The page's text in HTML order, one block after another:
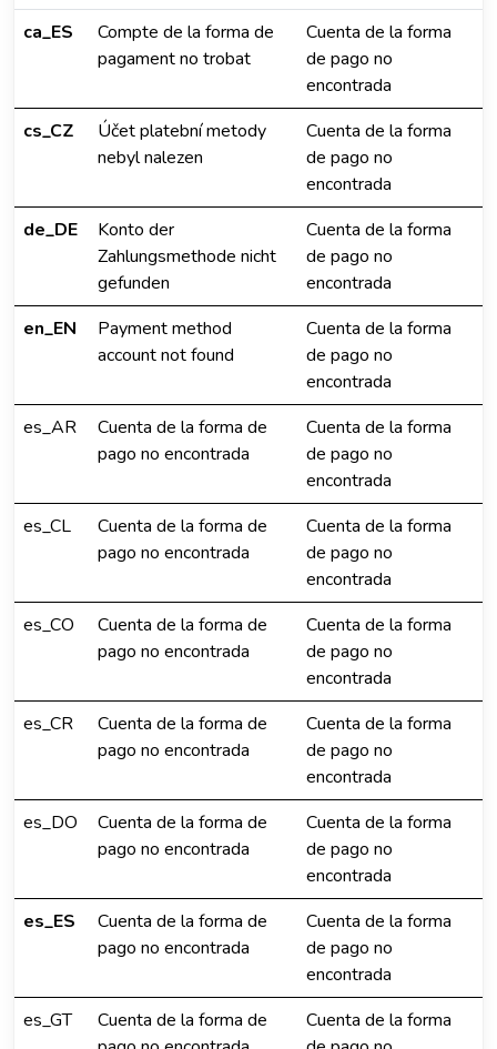
ca_ES
Compte de la forma de
pagament no trobat
Cuenta de la forma
de pago no
encontrada
cs_CZ
Účet platební metody
nebyl nalezen
Cuenta de la forma
de pago no
encontrada
de_DE
Konto der
Zahlungsmethode nicht
gefunden
Cuenta de la forma
de pago no
encontrada
en_EN
Payment method
account not found
Cuenta de la forma
de pago no
encontrada
es_AR
Cuenta de la forma de
pago no encontrada
Cuenta de la forma
de pago no
encontrada
es_CL
Cuenta de la forma de
pago no encontrada
Cuenta de la forma
de pago no
encontrada
es_CO
Cuenta de la forma de
pago no encontrada
Cuenta de la forma
de pago no
encontrada
es_CR
Cuenta de la forma de
pago no encontrada
Cuenta de la forma
de pago no
encontrada
es_DO
Cuenta de la forma de
pago no encontrada
Cuenta de la forma
de pago no
encontrada
es_ES
Cuenta de la forma de
pago no encontrada
Cuenta de la forma
de pago no
encontrada
es_GT
Cuenta de la forma de
Cuenta de la forma